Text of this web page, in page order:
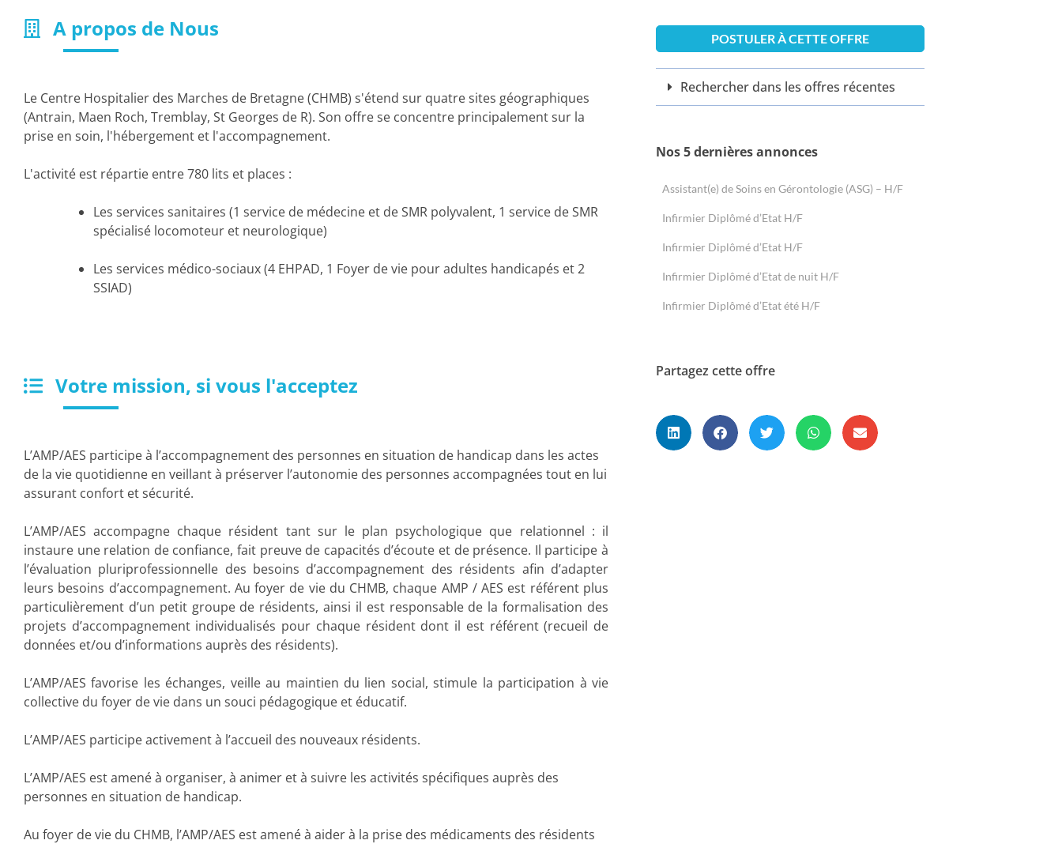
A propos de Nous
Le Centre Hospitalier des Marches de Bretagne (CHMB) s'étend sur quatre sites géographiques
(Antrain, Maen Roch, Tremblay, St Georges de R). Son offre se concentre principalement sur la
prise en soin, l'hébergement et l'accompagnement.
L'activité est répartie entre 780 lits et places :
Les services sanitaires (1 service de médecine et de SMR polyvalent, 1 service de SMR
spécialisé locomoteur et neurologique)
Les services médico-sociaux (4 EHPAD, 1 Foyer de vie pour adultes handicapés et 2
SSIAD)
Votre mission, si vous l'acceptez
L’AMP/AES participe à l’accompagnement des personnes en situation de handicap dans les actes
de la vie quotidienne en veillant à préserver l’autonomie des personnes accompagnées tout en lui
assurant confort et sécurité.
L’AMP/AES accompagne chaque résident tant sur le plan psychologique que relationnel : il
instaure une relation de confiance, fait preuve de capacités d’écoute et de présence. Il participe à
l’évaluation pluriprofessionnelle des besoins d’accompagnement des résidents afin d’adapter
leurs besoins d’accompagnement. Au foyer de vie du CHMB, chaque AMP / AES est référent plus
particulièrement d’un petit groupe de résidents, ainsi il est responsable de la formalisation des
projets d’accompagnement individualisés pour chaque résident dont il est référent (recueil de
données et/ou d’informations auprès des résidents).
L’AMP/AES favorise les échanges, veille au maintien du lien social, stimule la participation à vie
collective du foyer de vie dans un souci pédagogique et éducatif.
L’AMP/AES participe activement à l’accueil des nouveaux résidents.
L’AMP/AES est amené à organiser, à animer et à suivre les activités spécifiques auprès des
personnes en situation de handicap.
Au foyer de vie du CHMB, l’AMP/AES est amené à aider à la prise des médicaments des résidents
POSTULER À CETTE OFFRE
Rechercher dans les offres récentes
Nos 5 dernières annonces
Assistant(e) de Soins en Gérontologie (ASG) – H/F
Infirmier Diplômé d’Etat H/F
Infirmier Diplômé d’Etat H/F
Infirmier Diplômé d’Etat de nuit H/F
Infirmier Diplômé d’Etat été H/F
Partagez cette offre